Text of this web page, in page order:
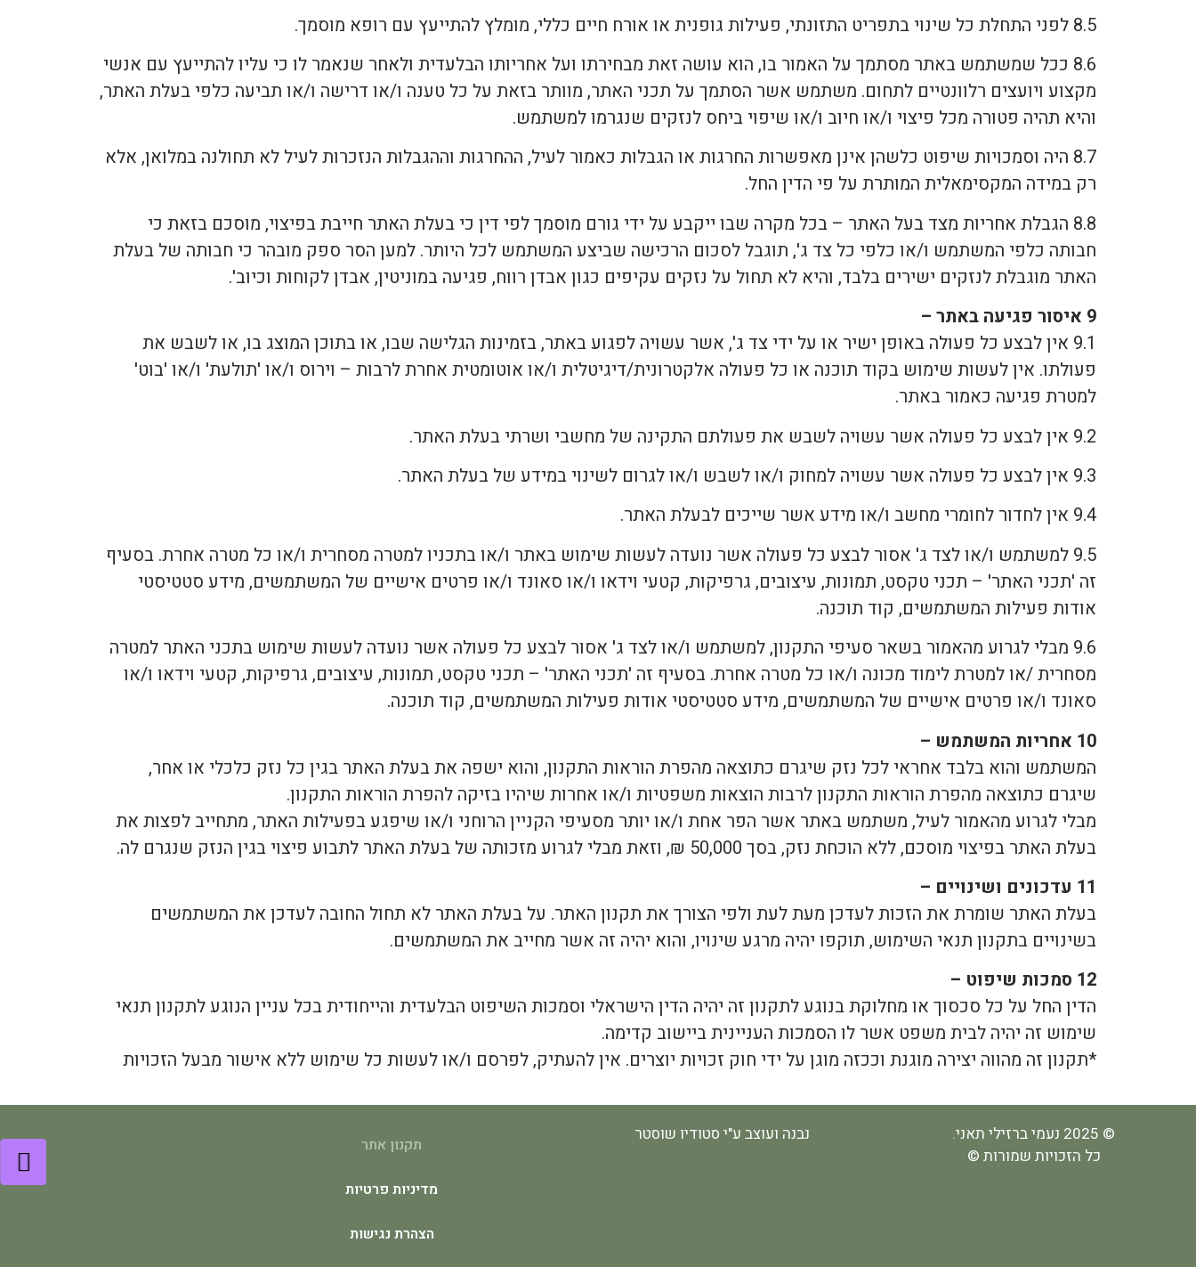
8.5 לפני התחלת כל שינוי בתפריט התזונתי, פעילות גופנית או אורח חיים כללי, מומלץ להתייעץ עם רופא מוסמך.
8.6 ככל שמשתמש באתר מסתמך על האמור בו, הוא עושה זאת מבחירתו ועל אחריותו הבלעדית ולאחר שנאמר לו כי עליו להתייעץ עם אנשי
מקצוע ויועצים רלוונטיים לתחום. משתמש אשר הסתמך על תכני האתר, מוותר בזאת על כל טענה ו/או דרישה ו/או תביעה כלפי בעלת האתר,
והיא תהיה פטורה מכל פיצוי ו/או חיוב ו/או שיפוי ביחס לנזקים שנגרמו למשתמש.
8.7 היה וסמכויות שיפוט כלשהן אינן מאפשרות החרגות או הגבלות כאמור לעיל, ההחרגות וההגבלות הנזכרות לעיל לא תחולנה במלואן, אלא
רק במידה המקסימאלית המותרת על פי הדין החל.
8.8 הגבלת אחריות מצד בעל האתר – בכל מקרה שבו ייקבע על ידי גורם מוסמך לפי דין כי בעלת האתר חייבת בפיצוי, מוסכם בזאת כי
חבותה כלפי המשתמש ו/או כלפי כל צד ג', תוגבל לסכום הרכישה שביצע המשתמש לכל היותר. למען הסר ספק מובהר כי חבותה של בעלת
האתר מוגבלת לנזקים ישירים בלבד, והיא לא תחול על נזקים עקיפים כגון אבדן רווח, פגיעה במוניטין, אבדן לקוחות וכיוב'.
9 איסור פגיעה באתר –
9.1 אין לבצע כל פעולה באופן ישיר או על ידי צד ג', אשר עשויה לפגוע באתר, בזמינות הגלישה שבו, או בתוכן המוצג בו, או לשבש את
פעולתו. אין לעשות שימוש בקוד תוכנה או כל פעולה אלקטרונית/דיגיטלית ו/או אוטומטית אחרת לרבות – וירוס ו/או 'תולעת' ו/או 'בוט'
למטרת פגיעה כאמור באתר.
9.2 אין לבצע כל פעולה אשר עשויה לשבש את פעולתם התקינה של מחשבי ושרתי בעלת האתר.
9.3 אין לבצע כל פעולה אשר עשויה למחוק ו/או לשבש ו/או לגרום לשינוי במידע של בעלת האתר.
9.4 אין לחדור לחומרי מחשב ו/או מידע אשר שייכים לבעלת האתר.
9.5 למשתמש ו/או לצד ג' אסור לבצע כל פעולה אשר נועדה לעשות שימוש באתר ו/או בתכניו למטרה מסחרית ו/או כל מטרה אחרת. בסעיף
זה 'תכני האתר' – תכני טקסט, תמונות, עיצובים, גרפיקות, קטעי וידאו ו/או סאונד ו/או פרטים אישיים של המשתמשים, מידע סטטיסטי
אודות פעילות המשתמשים, קוד תוכנה.
9.6 מבלי לגרוע מהאמור בשאר סעיפי התקנון, למשתמש ו/או לצד ג' אסור לבצע כל פעולה אשר נועדה לעשות שימוש בתכני האתר למטרה
מסחרית /או למטרת לימוד מכונה ו/או כל מטרה אחרת. בסעיף זה 'תכני האתר' – תכני טקסט, תמונות, עיצובים, גרפיקות, קטעי וידאו ו/או
סאונד ו/או פרטים אישיים של המשתמשים, מידע סטטיסטי אודות פעילות המשתמשים, קוד תוכנה.
10 אחריות המשתמש –
המשתמש והוא בלבד אחראי לכל נזק שיגרם כתוצאה מהפרת הוראות התקנון, והוא ישפה את בעלת האתר בגין כל נזק כלכלי או אחר,
שיגרם כתוצאה מהפרת הוראות התקנון לרבות הוצאות משפטיות ו/או אחרות שיהיו בזיקה להפרת הוראות התקנון.
מבלי לגרוע מהאמור לעיל, משתמש באתר אשר הפר אחת ו/או יותר מסעיפי הקניין הרוחני ו/או שיפגע בפעילות האתר, מתחייב לפצות את
בעלת האתר בפיצוי מוסכם, ללא הוכחת נזק, בסך 50,000 ₪, וזאת מבלי לגרוע מזכותה של בעלת האתר לתבוע פיצוי בגין הנזק שנגרם לה.
11 עדכונים ושינויים –
בעלת האתר שומרת את הזכות לעדכן מעת לעת ולפי הצורך את תקנון האתר. על בעלת האתר לא תחול החובה לעדכן את המשתמשים
בשינויים בתקנון תנאי השימוש, תוקפו יהיה מרגע שינויו, והוא יהיה זה אשר מחייב את המשתמשים.
12 סמכות שיפוט –
הדין החל על כל סכסוך או מחלוקת בנוגע לתקנון זה יהיה הדין הישראלי וסמכות השיפוט הבלעדית והייחודית בכל עניין הנוגע לתקנון תנאי
שימוש זה יהיה לבית משפט אשר לו הסמכות העניינית ביישוב קדימה.
*תקנון זה מהווה יצירה מוגנת וככזה מוגן על ידי חוק זכויות יוצרים. אין להעתיק, לפרסם ו/או לעשות כל שימוש ללא אישור מבעל הזכויות
© 2025 נעמי ברזילי תאני.
כל הזכויות שמורות ©
נבנה ועוצב ע"י סטודיו שוסטר תקנון אתר
מדיניות פרטיות
הצהרת נגישות